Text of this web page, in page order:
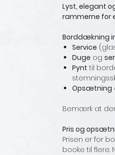
Lyst, elegant
rammerne for
Borddækning
Service
Duge og
Pynt til
Opsætning
Bemærk at
Pris og
Prisen er for
booke til flere.